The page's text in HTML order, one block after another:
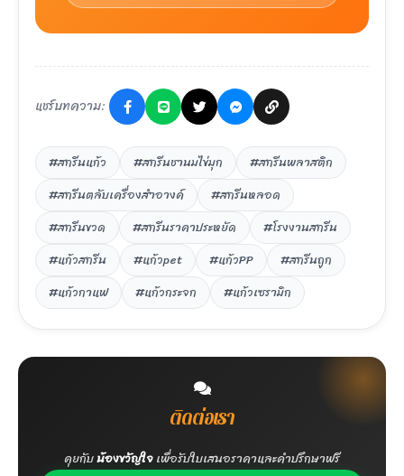
แชร์บทความ:
#สกรีนแก้ว #สกรีนชานมไข่มุก
#สกรีนพลาสติก
#สกรีนตลับเครื่องสำอางค์
#สกรีนหลอด
#สกรีนขวด
#สกรีนราคาประหยัด
#โรงงานสกรีน
#แก้วสกรีน
#แก้วpet #แก้วPP
#สกรีนถูก
#แก้วกาแฟ
#แก้วกระจก #แก้วเซรามิก
ติดต่อเรา
คุยกับน้องขวัญใจเพื่อรับใบเสนอราคาและคำปรึกษาฟรี